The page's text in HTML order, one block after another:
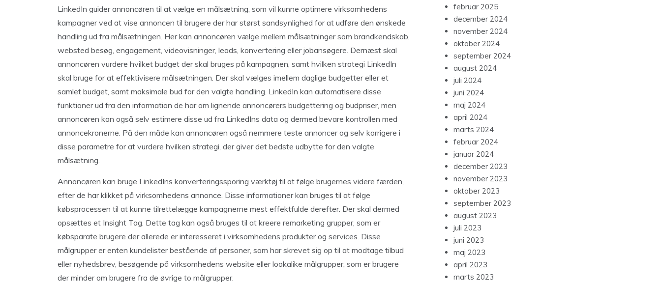
LinkedIn guider annoncøren til at vælge en målsætning, som vil kunne optimere virksomhedens
kampagner ved at vise annoncen til brugere der har størst sandsynlighed for at udføre den ønskede
handling ud fra målsætningen. Her kan annoncøren vælge mellem målsætninger som brandkendskab,
websted besøg, engagement, videovisninger, leads, konvertering eller jobansøgere. Dernæst skal
annoncøren vurdere hvilket budget der skal bruges på kampagnen, samt hvilken strategi LinkedIn
skal bruge for at effektivisere målsætningen. Der skal vælges imellem daglige budgetter eller et
samlet budget, samt maksimale bud for den valgte handling. LinkedIn kan automatisere disse
funktioner ud fra den information de har om lignende annoncørers budgettering og budpriser, men
annoncøren kan også selv estimere disse ud fra LinkedIns data og dermed bevare kontrollen med
annoncekronerne. På den måde kan annoncøren også nemmere teste annoncer og selv korrigere i
disse parametre for at vurdere hvilken strategi, der giver det bedste udbytte for den valgte
målsætning.
Annoncøren kan bruge LinkedIns konverteringssporing værktøj til at følge brugernes videre færden,
efter de har klikket på virksomhedens annonce. Disse informationer kan bruges til at følge
købsprocessen til at kunne tilrettelægge kampagnerne mest effektfulde derefter. Der skal dermed
opsættes et Insight Tag. Dette tag kan også bruges til at kreere remarketing grupper, som er
købsparate brugere der allerede er interesseret i virksomhedens produkter og services. Disse
målgrupper er enten kundelister bestående af personer, som har skrevet sig op til at modtage tilbud
eller nyhedsbrev, besøgende på virksomhedens website eller lookalike målgrupper, som er brugere
der minder om brugere fra de øvrige to målgrupper.
februar 2025
december 2024
november 2024
oktober 2024
september 2024
august 2024
juli 2024
juni 2024
maj 2024
april 2024
marts 2024
februar 2024
januar 2024
december 2023
november 2023
oktober 2023
september 2023
august 2023
juli 2023
juni 2023
maj 2023
april 2023
marts 2023